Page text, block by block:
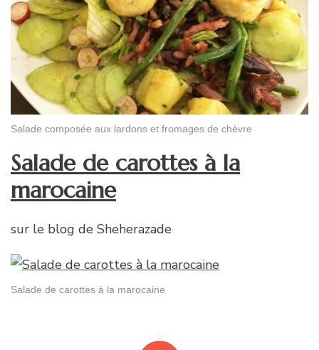
Salade composée aux lardons et fromages de chèvre
Salade de carottes à la
marocaine
sur le blog de Sheherazade
Salade de carottes à la marocaine